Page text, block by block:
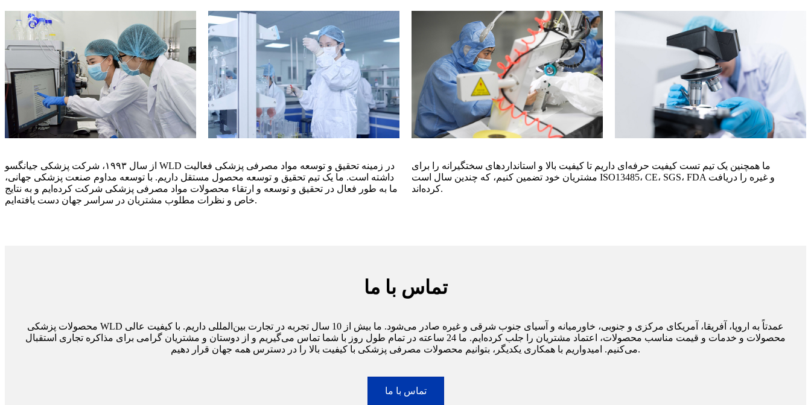
از سال ۱۹۹۳، شرکت پزشکی جیانگسو WLD در زمینه تحقیق و توسعه مواد مصرفی پزشکی فعالیت
داشته است. ما یک تیم تحقیق و توسعه محصول مستقل داریم. با توسعه مداوم صنعت پزشکی جهانی،
ما به طور فعال در تحقیق و توسعه و ارتقاء محصولات مواد مصرفی پزشکی شرکت کرده‌ایم و به نتایج
خاص و نظرات مطلوب مشتریان در سراسر جهان دست یافته‌ایم.
ما همچنین یک تیم تست کیفیت حرفه‌ای داریم تا کیفیت بالا و استانداردهای سختگیرانه را برای
مشتریان خود تضمین کنیم، که چندین سال است ISO13485، CE، SGS، FDA و غیره را دریافت
کرده‌اند.
تماس با ما
محصولات پزشکی WLD عمدتاً به اروپا، آفریقا، آمریکای مرکزی و جنوبی، خاورمیانه و آسیای جنوب شرقی و غیره صادر می‌شود. ما بیش از 10 سال تجربه در تجارت بین‌المللی داریم. با کیفیت عالی
محصولات و خدمات و قیمت مناسب محصولات، اعتماد مشتریان را جلب کرده‌ایم. ما 24 ساعته در تمام طول روز با شما تماس می‌گیریم و از دوستان و مشتریان گرامی برای مذاکره تجاری استقبال
می‌کنیم. امیدواریم با همکاری یکدیگر، بتوانیم محصولات مصرفی پزشکی با کیفیت بالا را در دسترس همه جهان قرار دهیم.
تماس با ما